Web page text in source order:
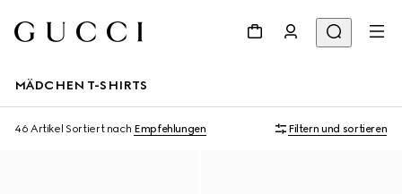
MÄDCHEN T-SHIRTS
46 Artikel Sortiert nach Empfehlungen Filtern und sortieren